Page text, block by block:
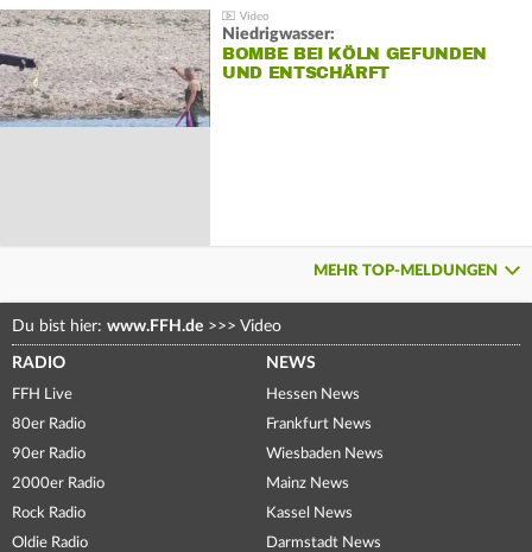
Niedrigwasser:
BOMBE BEI KÖLN GEFUNDEN
UND ENTSCHÄRFT
MEHR TOP-MELDUNGEN
Du bist hier: www.FFH.de >>> Video
RADIO
FFH Live
80er Radio
90er Radio
2000er Radio
Rock Radio
Oldie Radio
NEWS
Hessen News
Frankfurt News
Wiesbaden News
Mainz News
Kassel News
Darmstadt News